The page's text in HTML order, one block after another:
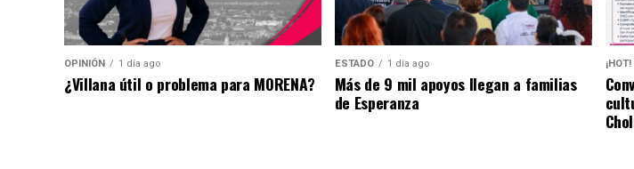
OPINIÓN 1 día ago
¿Villana útil o problema para MORENA?
ESTADO 1 día ago
Más de 9 mil apoyos llegan a familias
de Esperanza
¡HOT!